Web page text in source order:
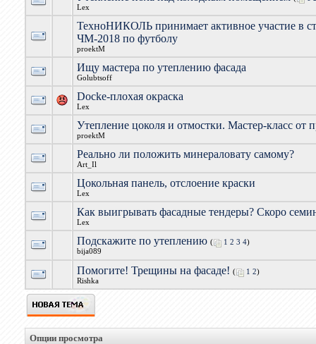
Lex
ТехноНИКОЛЬ принимает активное участие в
ЧМ-2018 по футболу
proektM
Ищу мастера по утеплению фасада
Golubtsoff
Docke-плохая окраска
Lex
Утепление цоколя и отмостки. Мастер-класс от
proektM
Реально ли положить минераловату самому?
Art_Il
Цокольная панель, отслоение краски
Lex
Как выигрывать фасадные тендеры? Скоро
Lex
Подскажите по утеплению ( 1 2 3 4)
bija089
Помогите! Трещины на фасаде! ( 1 2)
Rishka
Опции просмотра